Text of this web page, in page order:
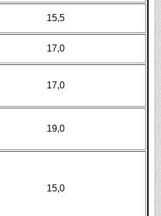
15,5
17,0
17,0
19,0
15,0